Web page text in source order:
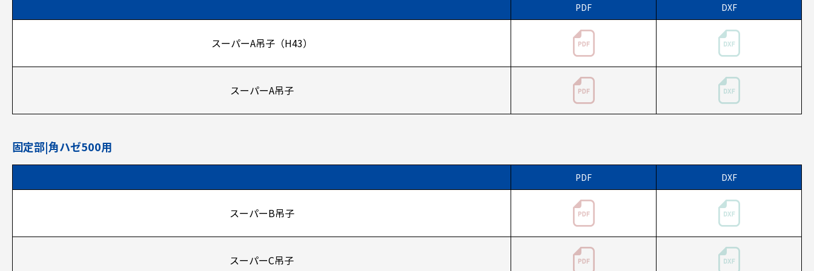
PDF DXF
スーパーA吊子（H43）
スーパーA吊子
固定部|角ハゼ500用
PDF DXF
スーパーB吊子
スーパーC吊子